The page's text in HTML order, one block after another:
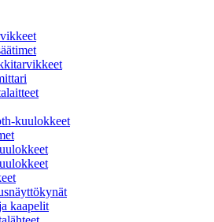
kuulokkeet
kaapelit